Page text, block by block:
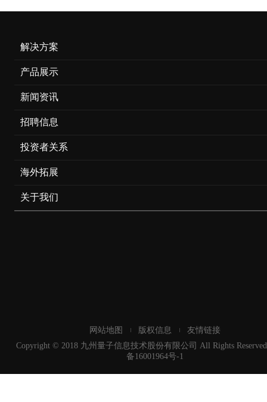
解决方案
产品展示
新闻资讯
招聘信息
投资者关系
海外拓展
关于我们
网站地图 版权信息
友情链接
Copyright © 2018 九州量子信息技术股份有限公司 All Rights
备16001964号-1